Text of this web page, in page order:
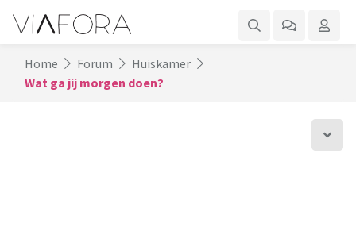
Home Forum
Huiskamer
Wat ga jij morgen doen?